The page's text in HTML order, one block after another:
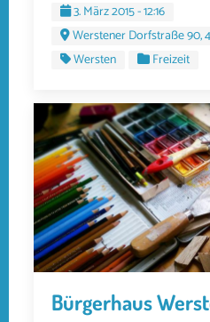
3. März 2015 - 12:16
Werstener Dorfstraße 90,
Wersten
Freizeit
Bürgerhaus